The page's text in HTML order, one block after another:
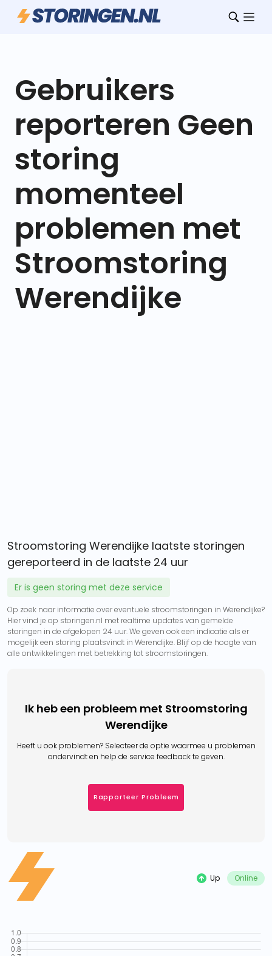
Gebruikers
reporteren Geen
storing
momenteel
problemen met
Stroomstoring
Werendijke
Stroomstoring Werendijke laatste storingen
gereporteerd in de laatste 24 uur
Er is geen storing met deze service
Op zoek naar informatie over eventuele stroomstoringen in Werendijke?
Hier vind je op storingen.nl met realtime updates van gemelde
storingen in de afgelopen 24 uur. We geven ook een indicatie als er
mogelijk een storing plaatsvindt in Werendijke. Blijf op de hoogte van
alle ontwikkelingen met betrekking tot stroomstoringen.
Ik heb een probleem met Stroomstoring
Werendijke
Heeft u ook problemen? Selecteer de optie waarmee u problemen
ondervindt en help de service feedback te geven.
Rapporteer Probleem
Up Online